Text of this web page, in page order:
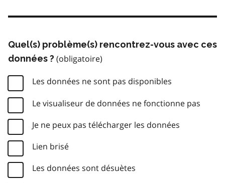
Quel(s) problème(s) rencontrez-vous avec ces
données ?
Les données ne sont pas disponibles
Le visualiseur de données ne fonctionne pas
Je ne peux pas télécharger les données
Lien brisé
Les données sont désuètes